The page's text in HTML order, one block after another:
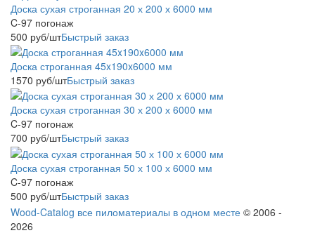
Доска сухая строганная 20 х 200 х 6000 мм
C-97 погонаж
500 руб/штБыстрый заказ
Доска строганная 45x190x6000 мм
1570 руб/штБыстрый заказ
Доска сухая строганная 30 х 200 х 6000 мм
C-97 погонаж
700 руб/штБыстрый заказ
Доска сухая строганная 50 х 100 х 6000 мм
C-97 погонаж
500 руб/штБыстрый заказ
Wood-Catalog все пиломатериалы в одном месте © 2006 -
2026